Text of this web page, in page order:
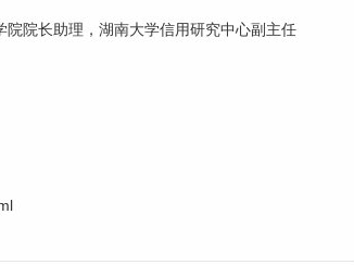
院长助理，湖南大学信用研究中心副主任